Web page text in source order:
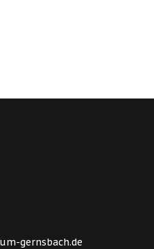
gernsbach.de